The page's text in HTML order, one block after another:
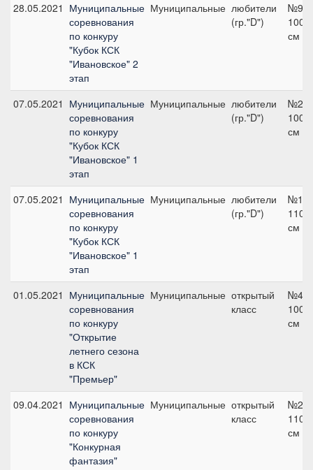
28.05.2021 Муниципальные
соревнования
по конкуру
"Кубок КСК
"Ивановское" 2
этап
Муниципальные любители
(гр."D")
№9,
100
см
07.05.2021 Муниципальные
соревнования
по конкуру
"Кубок КСК
"Ивановское" 1
этап
Муниципальные любители
(гр."D")
№2,
100
см
07.05.2021 Муниципальные
соревнования
по конкуру
"Кубок КСК
"Ивановское" 1
этап
Муниципальные любители
(гр."D")
№15,
110
см
01.05.2021 Муниципальные
соревнования
по конкуру
"Открытие
летнего сезона
в КСК
"Премьер"
Муниципальные открытый
класс
№4,
100
см
09.04.2021 Муниципальные
соревнования
по конкуру
"Конкурная
фантазия"
Муниципальные открытый
класс
№2,
110
см